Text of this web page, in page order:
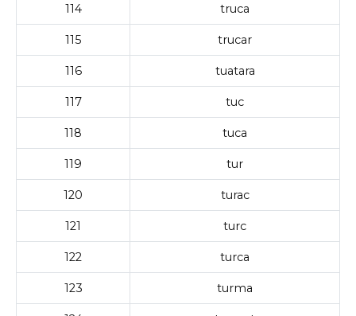
114 truca
115 trucar
116 tuatara
117 tuc
118 tuca
119 tur
120 turac
121 turc
122 turca
123 turma